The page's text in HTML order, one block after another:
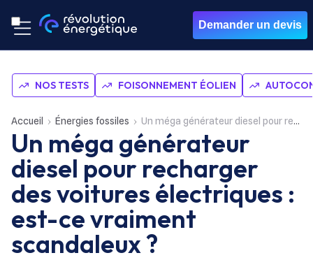
Demander un devis
NOS TESTS FOISONNEMENT ÉOLIEN
Accueil Énergies fossiles Un méga générateur diesel pour recharger des voitures électriques : est-ce vraiment scandaleux ?
Un méga générateur
diesel pour recharger
des voitures électriques :
est-ce vraiment
scandaleux ?